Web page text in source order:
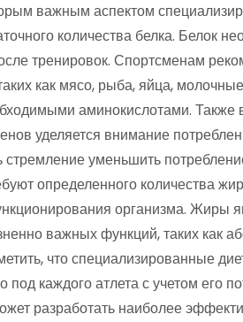
важным аспектом
количества белка. Белок
тренировок. Спортсменам
как мясо, рыба, яйца,
аминокислотами. Также
уделяется внимание
уменьшить
определенного количества
организма. Жиры
важных функций, таких как
что специализированные
каждого атлета с учетом его
разработать наиболее